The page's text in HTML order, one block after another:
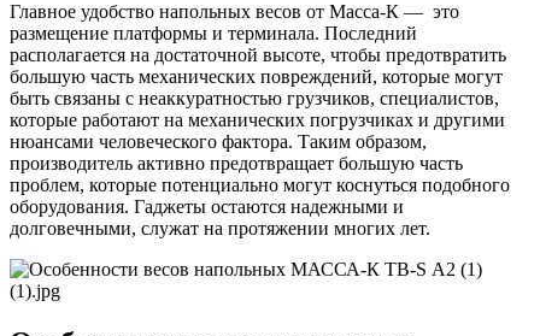
Главное удобство напольных весов от Масса-К — это
размещение платформы и терминала. Последний
располагается на достаточной высоте, чтобы предотвратить
большую часть механических повреждений, которые могут
быть связаны с неаккуратностью грузчиков, специалистов,
которые работают на механических погрузчиках и другими
нюансами человеческого фактора. Таким образом,
производитель активно предотвращает большую часть
проблем, которые потенциально могут коснуться подобного
оборудования. Гаджеты остаются надежными и
долговечными, служат на протяжении многих лет.